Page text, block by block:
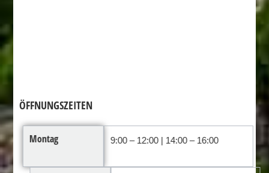
ÖFFNUNGSZEITEN
Montag 9:00 – 12:00 | 14:00 – 16:00